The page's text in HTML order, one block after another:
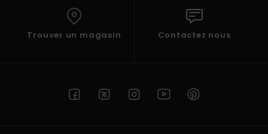
Trouver un magasin Contactez nous